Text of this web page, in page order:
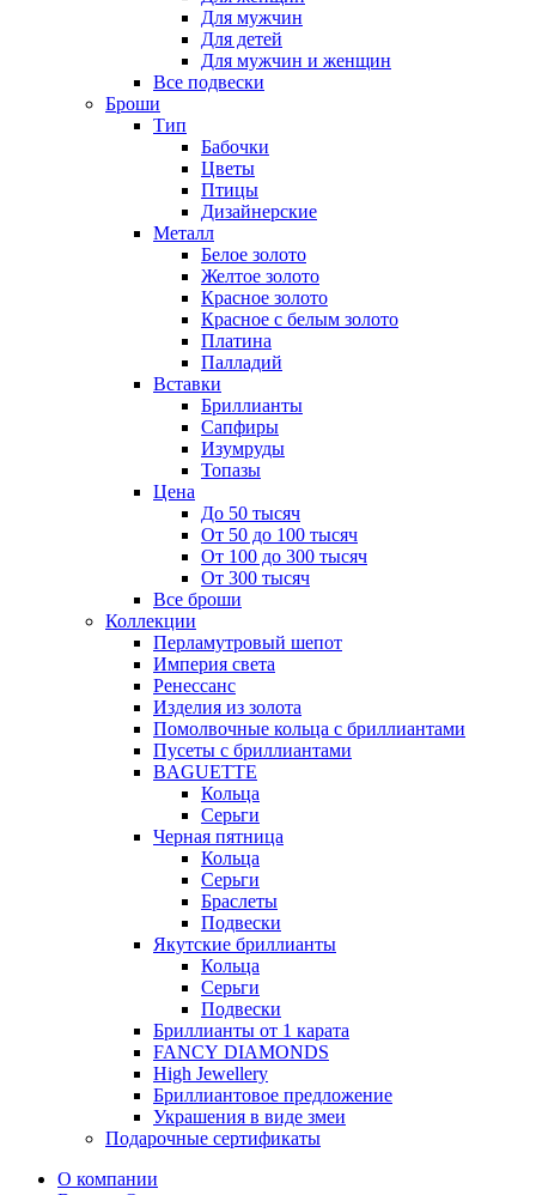
Для мужчин
Для детей
Для мужчин и женщин
Все подвески
Броши
Тип
Бабочки
Цветы
Птицы
Дизайнерские
Металл
Белое золото
Желтое золото
Красное золото
Красное с белым золото
Платина
Палладий
Вставки
Бриллианты
Сапфиры
Изумруды
Топазы
Цена
До 50 тысяч
От 50 до 100 тысяч
От 100 до 300 тысяч
От 300 тысяч
Все броши
Коллекции
Перламутровый шепот
Империя света
Ренессанс
Изделия из золота
Помолвочные кольца с бриллиантами
Пусеты с бриллиантами
BAGUETTE
Кольца
Серьги
Черная пятница
Кольца
Серьги
Браслеты
Подвески
Якутские бриллианты
Кольца
Серьги
Подвески
Бриллианты от 1 карата
FANCY DIAMONDS
High Jewellery
Бриллиантовое предложение
Украшения в виде змеи
Подарочные сертификаты
О компании